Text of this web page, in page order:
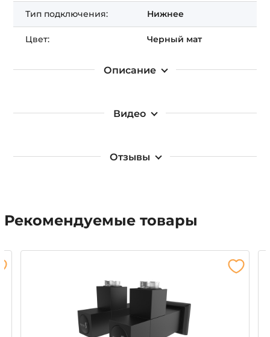
Описание
Тип подключения: Нижнее
Цвет: Черный мат
Видео
Отзывы
Рекомендуемые товары